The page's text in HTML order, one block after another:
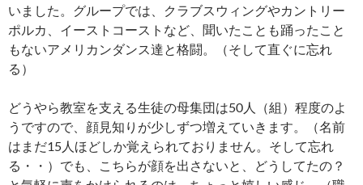
いました。グループでは、クラブスウィングやカントリー
ポルカ、イーストコーストなど、聞いたことも踊ったこと
もないアメリカンダンス達と格闘。（そして直ぐに忘れ
る）
どうやら教室を支える生徒の母集団は50人（組）程度のよ
うですので、顔見知りが少しずつ増えていきます。（名前
はまだ15人ほどしか覚えられておりません。そして忘れ
る・・）でも、こちらが顔を出さないと、どうしてたの？